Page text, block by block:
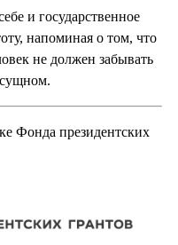
и государственное
напоминая о том, что
не должен забывать
Фонда президентских